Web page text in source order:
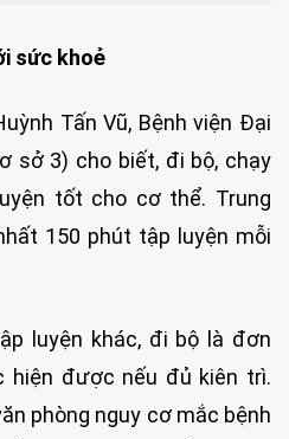
sức khoẻ
Tấn Vũ, Bệnh viện Đại
sở 3) cho biết, đi bộ, chạy
tốt cho cơ thể. Trung
150 phút tập luyện mỗi
luyện khác, đi bộ là đơn
hiện được nếu đủ kiên trì.
phòng nguy cơ mắc bệnh